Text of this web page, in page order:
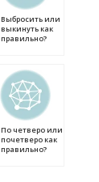
Выбросить или
выкинуть как
правильно?
По четверо или
почетверо как
правильно?